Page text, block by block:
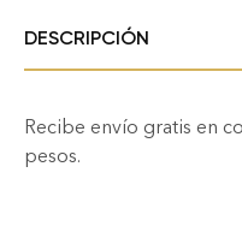
DESCRIPCIÓN
Recibe envío gratis en
pesos.